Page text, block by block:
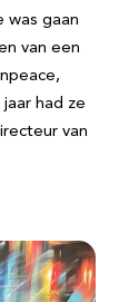
was gaan
van een
had ze
van